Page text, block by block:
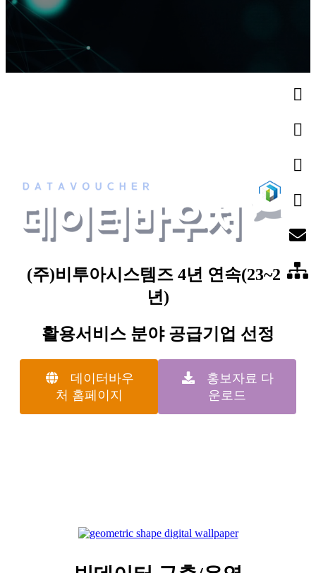
(주)비투아시스템즈 4년 연속(23~26
년)
활용서비스 분야 공급기업 선정
데이터바우
처 홈페이지
홍보자료 다
운로드